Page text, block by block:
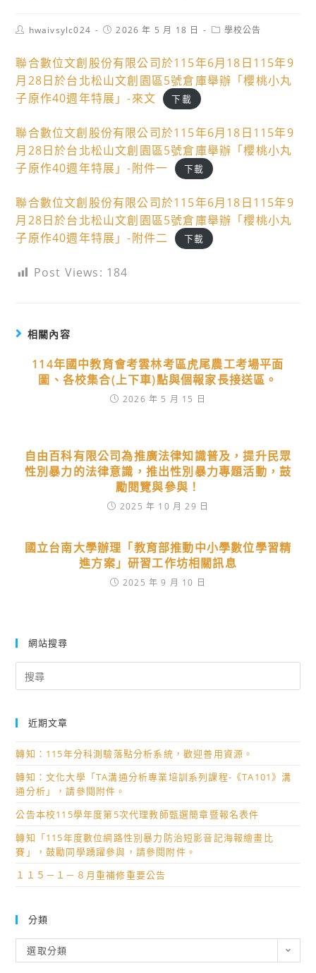
Posthwaivsylc024
Post2026 年 5 月 18 日
Post學校公告
聯合數位文創股份有限公司於115年6月18日115年9
月28日於台北松山文創園區5號倉庫舉辦「櫻桃小丸
子原作40週年特展」-來文
下載
聯合數位文創股份有限公司於115年6月18日115年9
月28日於台北松山文創園區5號倉庫舉辦「櫻桃小丸
子原作40週年特展」-附件一
下載
聯合數位文創股份有限公司於115年6月18日115年9
月28日於台北松山文創園區5號倉庫舉辦「櫻桃小丸
子原作40週年特展」-附件二
下載
Post Views: 184
相關內容
114年國中教育會考雲林考區虎尾農工考場平面
圖、各校集合(上下車)點與個報家長接送區。
2026 年 5 月 15 日
自由百科有限公司為推廣法律知識普及，提升民眾
性別暴力的法律意識，推出性別暴力專題活動，鼓
勵閱覽與參與！
2025 年 10 月 29 日
國立台南大學辦理「教育部推動中小學數位學習精
進方案」研習工作坊相關訊息
2025 年 9 月 10 日
網站搜尋
for:
近期文章
轉知：115年分科測驗落點分析系統，歡迎善用資源。
轉知：文化大學「TA溝通分析專業培訓系列課程-《TA101》溝
通分析」，請參閱附件。
公告本校115學年度第5次代理教師甄選簡章暨報名表件
轉知「115年度數位網路性別暴力防治短影音記海報繪畫比
賽」，鼓勵同學踴躍參與，請參閱附件。
１１５－１－８月重補修重要公告
分類
類
選取分類